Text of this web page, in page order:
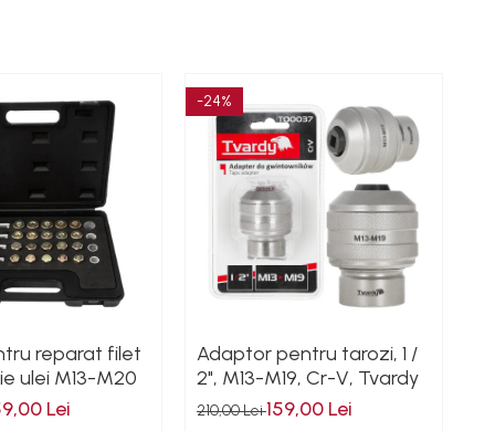
reparat filet
ulei M13-M20
Lei
-24%
Adaptor pentru tarozi, 1 /
2", M13-M19, Cr-V, Tvardy
210,00 Lei159,00 Lei